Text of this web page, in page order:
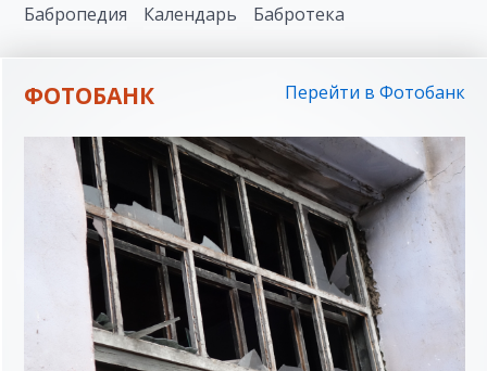
Бабропедия
Календарь Бабротека
ФОТОБАНК Перейти в Фотобанк